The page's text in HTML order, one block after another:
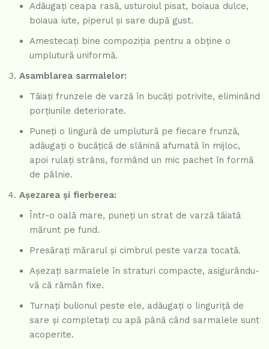
Adăugați ceapa rasă, usturoiul pisat, boiaua dulce,
boiaua iute, piperul și sare după gust.
Amestecați bine compoziția pentru a obține o
umplutură uniformă.
Asamblarea sarmalelor:
Tăiați frunzele de varză în bucăți potrivite, eliminând
porțiunile deteriorate.
Puneți o lingură de umplutură pe fiecare frunză,
adăugați o bucățică de slănină afumată în mijloc,
apoi rulați strâns, formând un mic pachet în formă
de pâlnie.
Așezarea și fierberea:
Într-o oală mare, puneți un strat de varză tăiată
mărunt pe fund.
Presărați mărarul și cimbrul peste varza tocată.
Așezați sarmalele în straturi compacte, asigurându-
vă că rămân fixe.
Turnați bulionul peste ele, adăugați o linguriță de
sare și completați cu apă până când sarmalele sunt
acoperite.